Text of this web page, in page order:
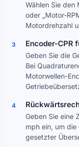
Wählen Sie den
oder „Motor-
Motordrehzahl
3 Encoder-CPR
Geben Sie die
Bei
Motorwellen-
4
Geben Sie eine
mph ein, um
gesetzter